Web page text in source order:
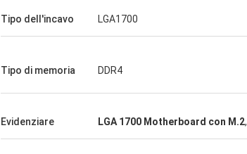
Tipo dell'incavo LGA1700
Tipo di memoria DDR4
Evidenziare LGA 1700 Motherboard con M.2,